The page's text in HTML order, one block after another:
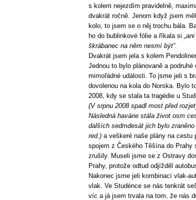
s kolem nejezdím pravidelně,
dvakrát ročně. Jenom když jsem
kolo, to jsem se o něj trochu bála.
ho do bublinkové fólie a říkala si „ani
škrábanec na něm nesmí být“.
Dvakrát jsem jela s kolem
Jednou to bylo plánovaně a podruhé
mimořádné události. To jsme jeli s
dovolenou na kola do Norska. Bylo
2008, kdy se stala ta tragédie u
(V srpnu 2008 spadl most před
Následná havárie stála život osm
dalších sedmdesát jich bylo zraněno
red.) a veškeré naše plány na cestu
spojem z Českého Těšína do Prahy
zrušily. Museli jsme se z Ostravy
Prahy, protože odtud odjížděl
Nakonec jsme jeli kombinací vlak-
vlak. Ve Studénce se nás tenkrát
víc a já jsem trvala na tom, že nás